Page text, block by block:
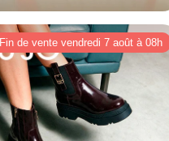
Fin de vente vendredi 7 août à 08h